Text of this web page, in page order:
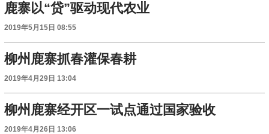
鹿寨以“贷”驱动现代农业
2019年5月15日 08:55
柳州鹿寨抓春灌保春耕
2019年4月29日 13:04
柳州鹿寨经开区一试点通过国家验收
2019年4月26日 13:06